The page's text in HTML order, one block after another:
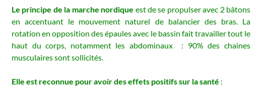
Le principe de la marche nordique est de se propulser avec 2 bâtons
en accentuant le mouvement naturel de balancier des bras. La
rotation en opposition des épaules avec le bassin fait travailler tout le
haut du corps, notamment les abdominaux : 90% des chaines
musculaires sont sollicités.
Elle est reconnue pour avoir des effets positifs sur la santé :